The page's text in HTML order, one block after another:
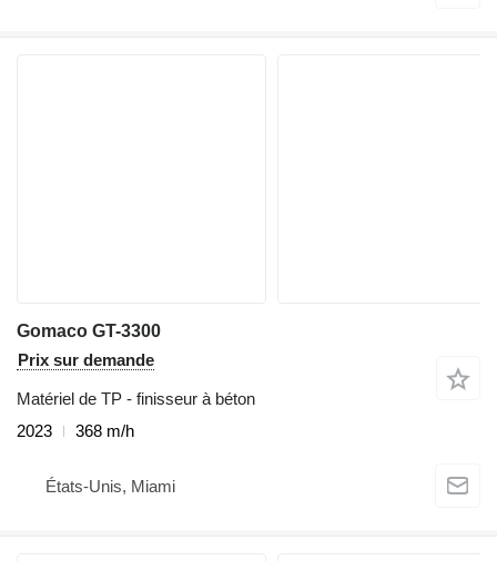
Gomaco GT-3300
Prix sur demande
Matériel de TP - finisseur à béton
2023
368 m/h
États-Unis, Miami